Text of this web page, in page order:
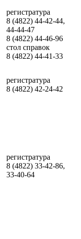
регистратура
8 (4822) 44-42-44,
44-44-47
8 (4822) 44-46-96
стол справок
8 (4822) 44-41-33
регистратура
8 (4822) 42-24-42
регистратура
8 (4822) 33-42-86,
33-40-64